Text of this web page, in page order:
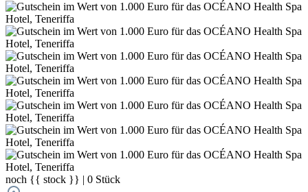
noch {{ stock }} | 0 Stück